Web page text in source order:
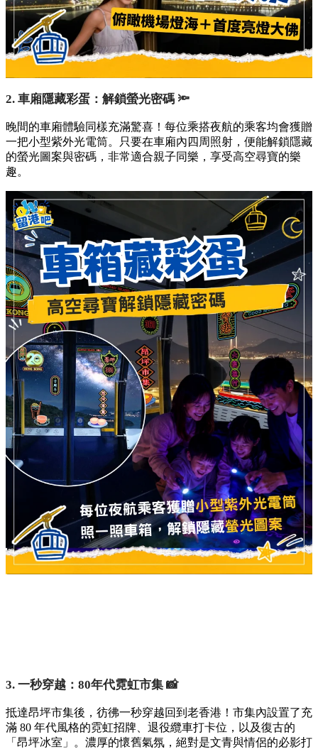
2. 車廂隱藏彩蛋：解鎖螢光密碼 🔦
晚間的車廂體驗同樣充滿驚喜！每位乘搭夜航的乘客均會獲贈
一把小型紫外光電筒。只要在車廂內四周照射，便能解鎖隱藏
的螢光圖案與密碼，非常適合親子同樂，享受高空尋寶的樂
趣。
3. 一秒穿越：80年代霓虹市集 📸
抵達昂坪市集後，彷彿一秒穿越回到老香港！市集內設置了充
滿 80 年代風格的霓虹招牌、退役纜車打卡位，以及復古的
「昂坪冰室」。濃厚的懷舊氣氛，絕對是文青與情侶的必影打